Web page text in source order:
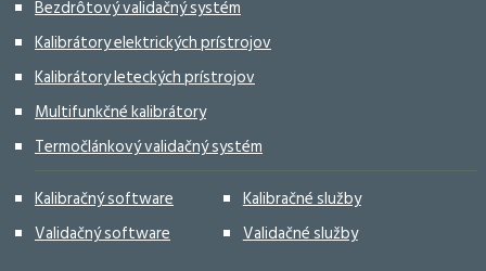
Bezdrôtový validačný systém
Kalibrátory elektrických prístrojov
Kalibrátory leteckých prístrojov
Multifunkčné kalibrátory
Termočlánkový validačný systém
Kalibračný software
Kalibračné služby
Validačný software
Validačné služby